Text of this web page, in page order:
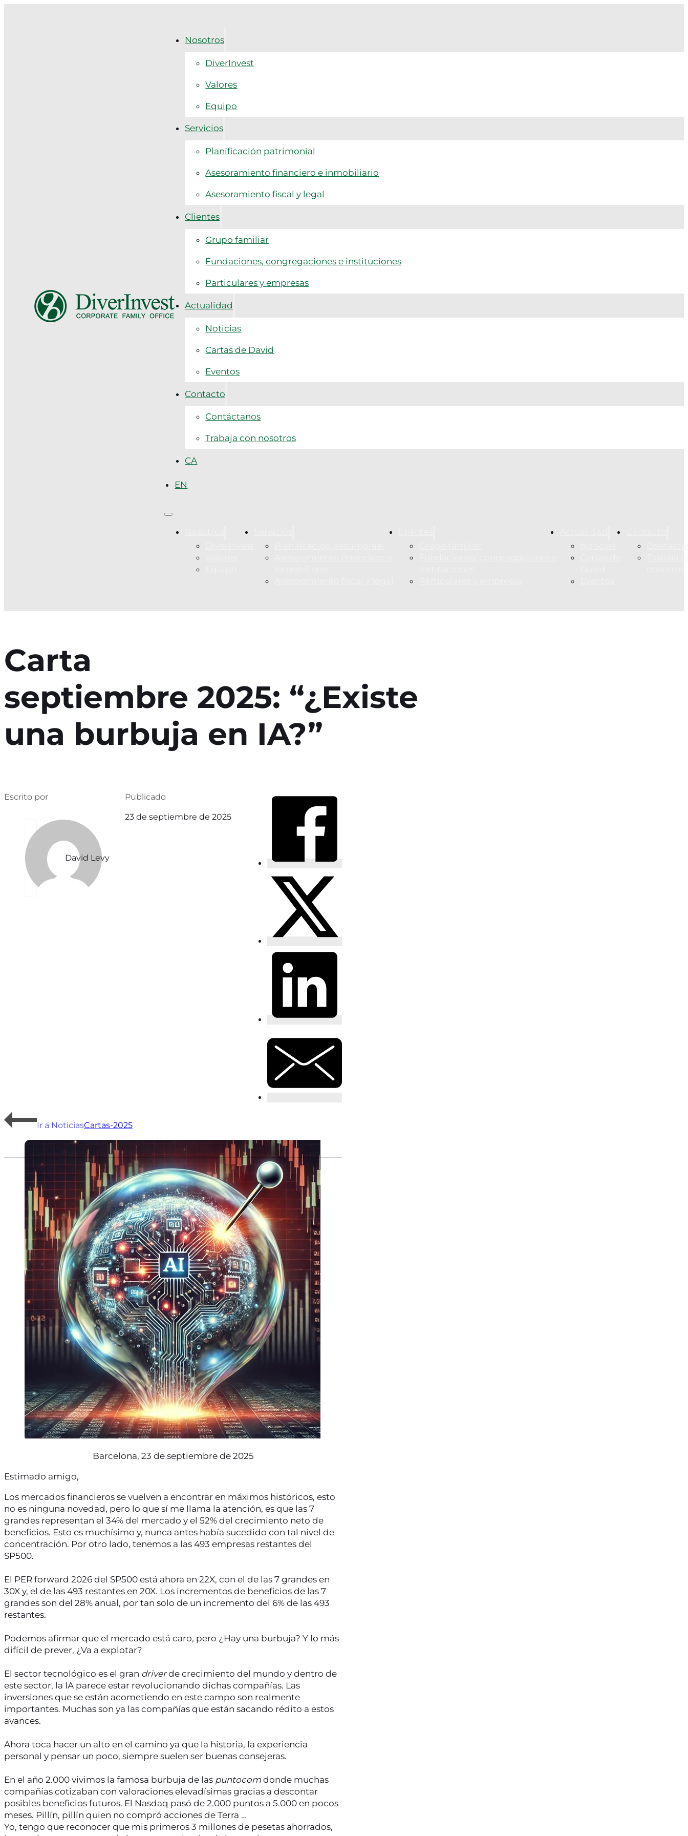
Nosotros
DiverInvest
Valores
Equipo
Servicios
Planificación patrimonial
Asesoramiento financiero e inmobiliario
Asesoramiento fiscal y legal
Clientes
Grupo familiar
Fundaciones, congregaciones e instituciones
Particulares y empresas
Actualidad
Noticias
Cartas de David
Eventos
Contacto
Contáctanos
Trabaja con nosotros
CA
EN
Carta
septiembre 2025: “¿Existe
una burbuja en IA?”
Escrito por
David Levy
Publicado
23 de septiembre de 2025
Ir a NoticiasCartas-2025
Barcelona, 23 de septiembre de 2025
Estimado amigo,
Los mercados financieros se vuelven a encontrar en máximos históricos, esto
no es ninguna novedad, pero lo que sí me llama la atención, es que las 7
grandes representan el 34% del mercado y el 52% del crecimiento neto de
beneficios. Esto es muchísimo y, nunca antes había sucedido con tal nivel de
concentración. Por otro lado, tenemos a las 493 empresas restantes del
SP500.
El PER forward 2026 del SP500 está ahora en 22X, con el de las 7 grandes en
30X y, el de las 493 restantes en 20X. Los incrementos de beneficios de las 7
grandes son del 28% anual, por tan solo de un incremento del 6% de las 493
restantes.
Podemos afirmar que el mercado está caro, pero ¿Hay una burbuja? Y lo más
difícil de prever, ¿Va a explotar?
El sector tecnológico es el gran driverde crecimiento del mundo y dentro de
este sector, la IA parece estar revolucionando dichas compañías. Las
inversiones que se están acometiendo en este campo son realmente
importantes. Muchas son ya las compañías que están sacando rédito a estos
avances.
Ahora toca hacer un alto en el camino ya que la historia, la experiencia
personal y pensar un poco, siempre suelen ser buenas consejeras.
En el año 2.000 vivimos la famosa burbuja de las puntocom donde muchas
compañías cotizaban con valoraciones elevadísimas gracias a descontar
posibles beneficios futuros. El Nasdaq pasó de 2.000 puntos a 5.000 en pocos
meses. Pillín, pillín quien no compró acciones de Terra …
Yo, tengo que reconocer que mis primeros 3 millones de pesetas ahorrados,